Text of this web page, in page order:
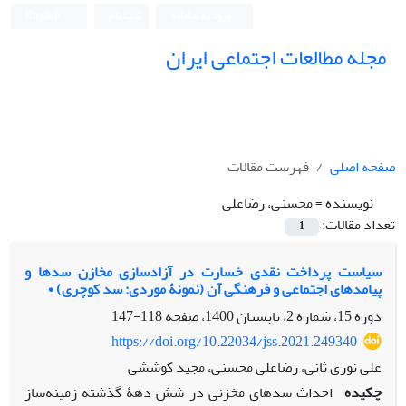
مجله مطالعات اجتماعی ایران
صفحه اصلی
فهرست مقالات
نویسنده =محسنی، رضاعلی
تعداد مقالات:
1
سیاست پرداخت نقدی خسارت در آزادسازی مخازن سدها و
پیامدهای اجتماعی و فرهنگی آن (نمونۀ موردی: سد کوچری) •
دوره 15، شماره 2، تابستان 1400، صفحه
118-147
https://doi.org/10.22034/jss.2021.249340
علی نوری ثانی، رضاعلی محسنی، مجید کوششی
چکیده احداث سدهای مخزنی در شش دهۀ گذشته زمینه‌ساز